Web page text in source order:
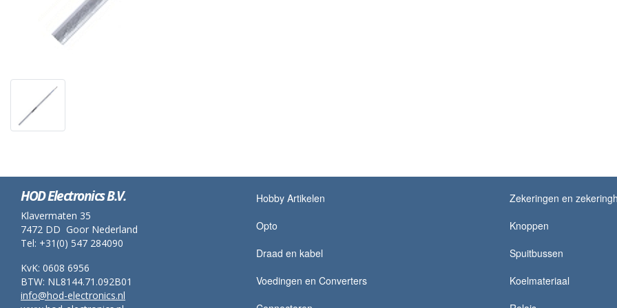
HOD Electronics B.V.
Klavermaten 35
7472 DD Goor Nederland
Tel: +31(0) 547 284090
KvK: 0608 6956
BTW: NL8144.71.092B01
info@hod-electronics.nl
Hobby Artikelen
Opto
Draad en kabel
Voedingen en Converters
Zekeringen en
Knoppen
Spuitbussen
Koelmateriaal